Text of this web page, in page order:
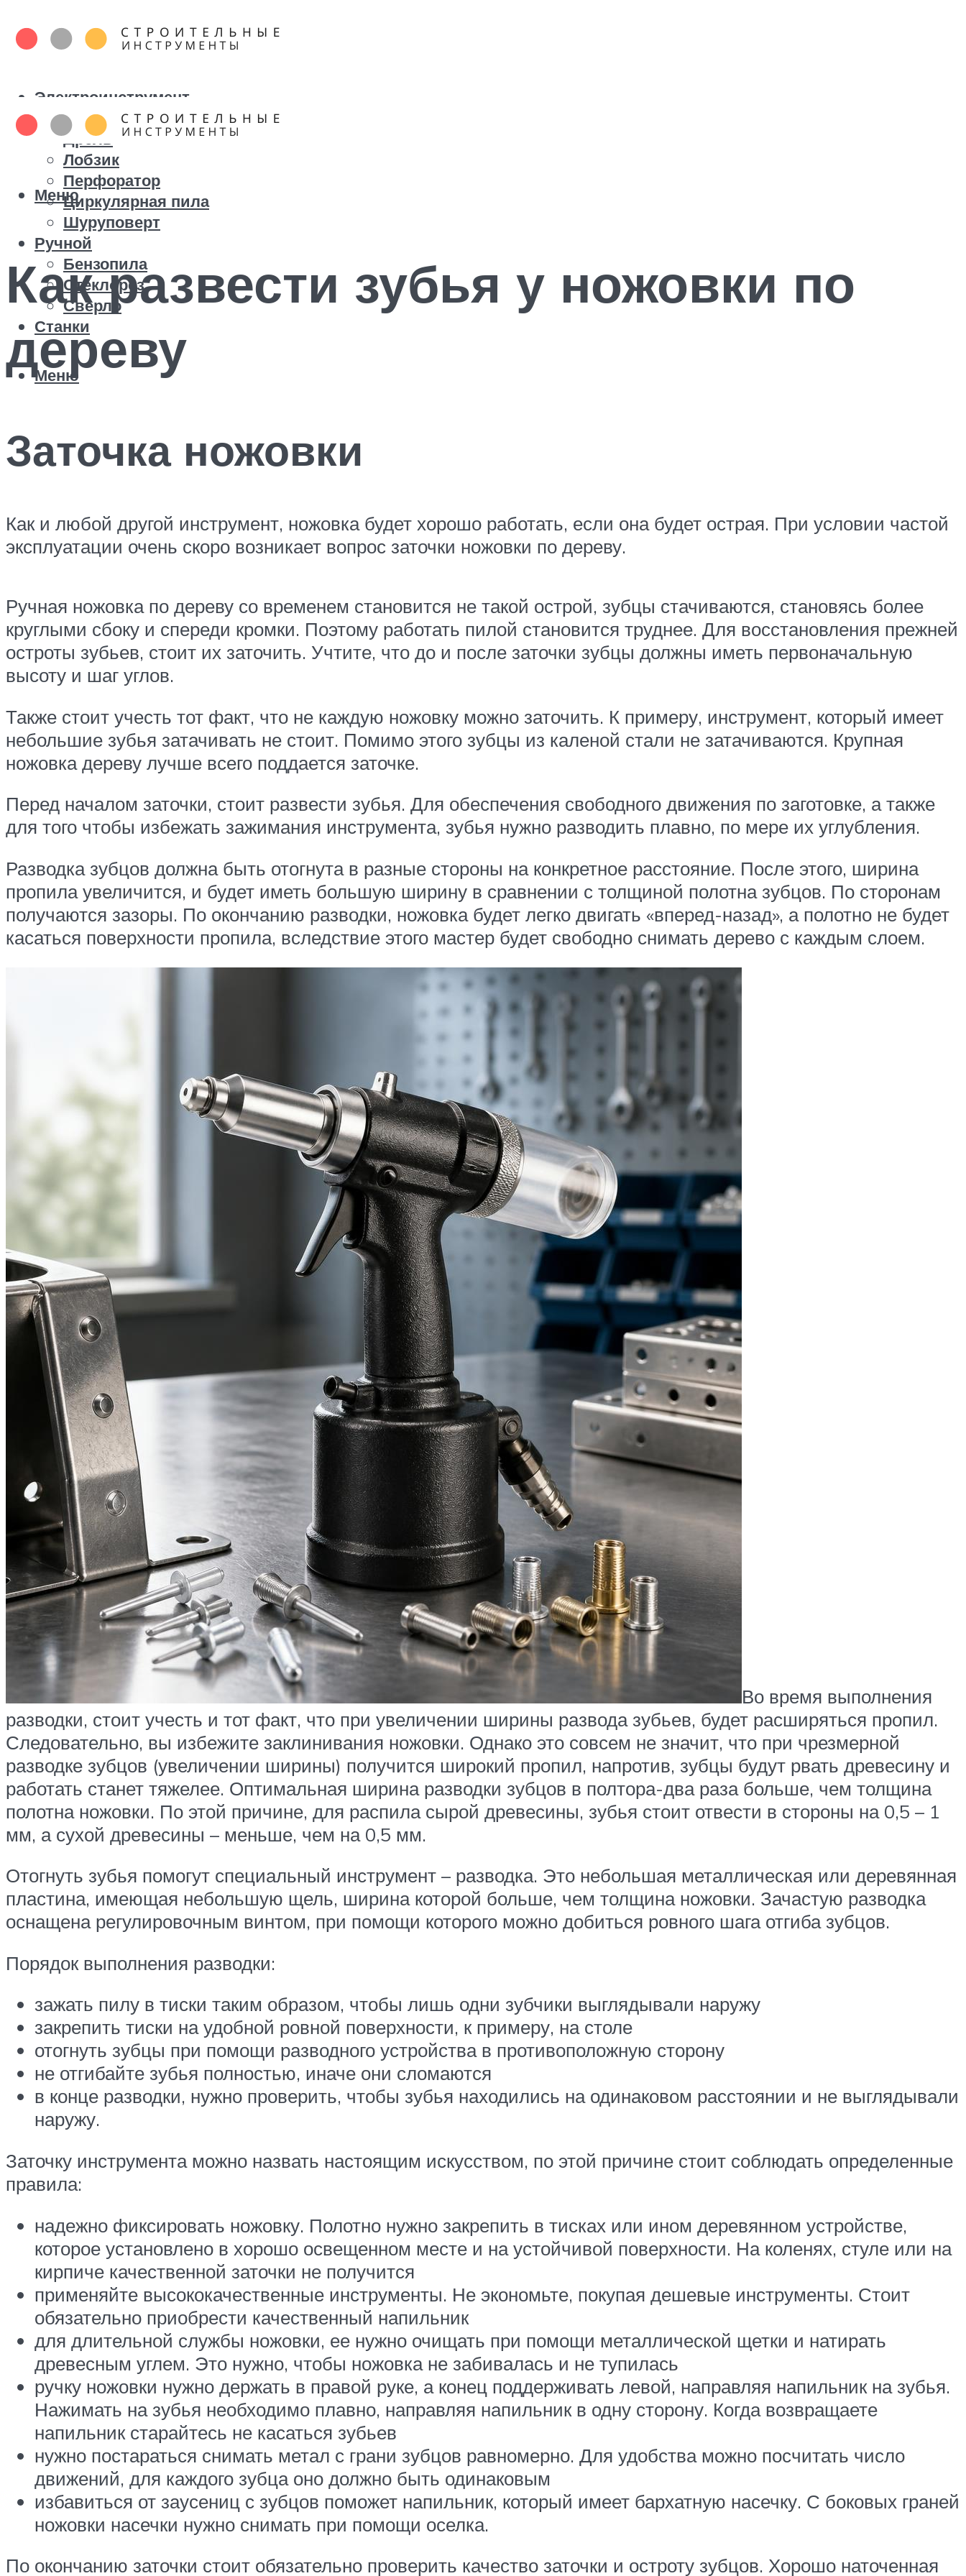
Электроинструмент
Болгарка
Дрель
Лобзик
Перфоратор
Циркулярная пила
Шуруповерт
Ручной
Бензопила
Стеклорез
Сверло
Станки
Меню
Меню
Как развести зубья у ножовки по
дереву
Заточка ножовки
Как и любой другой инструмент, ножовка будет хорошо работать, если она будет острая. При условии частой
эксплуатации очень скоро возникает вопрос заточки ножовки по дереву.
Ручная ножовка по дереву со временем становится не такой острой, зубцы стачиваются, становясь более
круглыми сбоку и спереди кромки. Поэтому работать пилой становится труднее. Для восстановления прежней
остроты зубьев, стоит их заточить. Учтите, что до и после заточки зубцы должны иметь первоначальную
высоту и шаг углов.
Также стоит учесть тот факт, что не каждую ножовку можно заточить. К примеру, инструмент, который имеет
небольшие зубья затачивать не стоит. Помимо этого зубцы из каленой стали не затачиваются. Крупная
ножовка дереву лучше всего поддается заточке.
Перед началом заточки, стоит развести зубья. Для обеспечения свободного движения по заготовке, а также
для того чтобы избежать зажимания инструмента, зубья нужно разводить плавно, по мере их углубления.
Разводка зубцов должна быть отогнута в разные стороны на конкретное расстояние. После этого, ширина
пропила увеличится, и будет иметь большую ширину в сравнении с толщиной полотна зубцов. По сторонам
получаются зазоры. По окончанию разводки, ножовка будет легко двигать «вперед-назад», а полотно не будет
касаться поверхности пропила, вследствие этого мастер будет свободно снимать дерево с каждым слоем.
Во время выполнения
разводки, стоит учесть и тот факт, что при увеличении ширины развода зубьев, будет расширяться пропил.
Следовательно, вы избежите заклинивания ножовки. Однако это совсем не значит, что при чрезмерной
разводке зубцов (увеличении ширины) получится широкий пропил, напротив, зубцы будут рвать древесину и
работать станет тяжелее. Оптимальная ширина разводки зубцов в полтора-два раза больше, чем толщина
полотна ножовки. По этой причине, для распила сырой древесины, зубья стоит отвести в стороны на 0,5 – 1
мм, а сухой древесины – меньше, чем на 0,5 мм.
Отогнуть зубья помогут специальный инструмент – разводка. Это небольшая металлическая или деревянная
пластина, имеющая небольшую щель, ширина которой больше, чем толщина ножовки. Зачастую разводка
оснащена регулировочным винтом, при помощи которого можно добиться ровного шага отгиба зубцов.
Порядок выполнения разводки:
зажать пилу в тиски таким образом, чтобы лишь одни зубчики выглядывали наружу
закрепить тиски на удобной ровной поверхности, к примеру, на столе
отогнуть зубцы при помощи разводного устройства в противоположную сторону
не отгибайте зубья полностью, иначе они сломаются
в конце разводки, нужно проверить, чтобы зубья находились на одинаковом расстоянии и не выглядывали
наружу.
Заточку инструмента можно назвать настоящим искусством, по этой причине стоит соблюдать определенные
правила:
надежно фиксировать ножовку. Полотно нужно закрепить в тисках или ином деревянном устройстве,
которое установлено в хорошо освещенном месте и на устойчивой поверхности. На коленях, стуле или на
кирпиче качественной заточки не получится
применяйте высококачественные инструменты. Не экономьте, покупая дешевые инструменты. Стоит
обязательно приобрести качественный напильник
для длительной службы ножовки, ее нужно очищать при помощи металлической щетки и натирать
древесным углем. Это нужно, чтобы ножовка не забивалась и не тупилась
ручку ножовки нужно держать в правой руке, а конец поддерживать левой, направляя напильник на зубья.
Нажимать на зубья необходимо плавно, направляя напильник в одну сторону. Когда возвращаете
напильник старайтесь не касаться зубьев
нужно постараться снимать метал с грани зубцов равномерно. Для удобства можно посчитать число
движений, для каждого зубца оно должно быть одинаковым
избавиться от заусениц с зубцов поможет напильник, который имеет бархатную насечку. С боковых граней
ножовки насечки нужно снимать при помощи оселка.
По окончанию заточки стоит обязательно проверить качество заточки и остроту зубцов. Хорошо наточенная